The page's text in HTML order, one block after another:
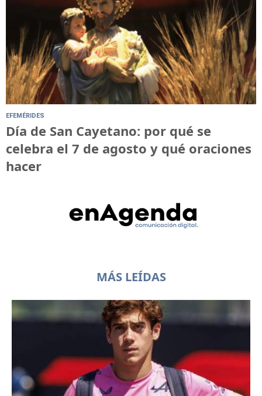
EFEMÉRIDES
Día de San Cayetano: por qué se
celebra el 7 de agosto y qué oraciones
hacer
MÁS LEÍDAS